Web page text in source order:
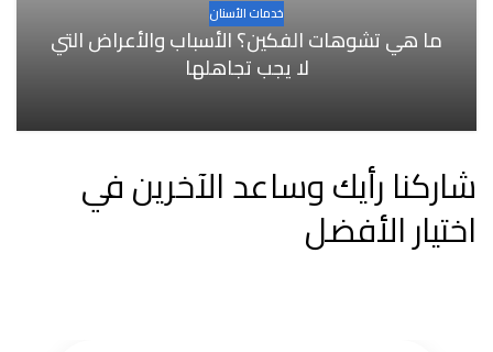
خدمات الأسنان
ما هي تشوهات الفكين؟ الأسباب والأعراض التي
لا يجب تجاهلها
شاركنا رأيك وساعد الآخرين في
اختيار الأفضل